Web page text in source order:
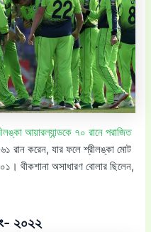
আয়ারল্যান্ডকে ৭০ রানে পরাজিত
৬১ রান করেন, যার ফলে শ্রীলঙ্কা মোট
থীকশানা অসাধারণ বোলার ছিলেন,
২০২২